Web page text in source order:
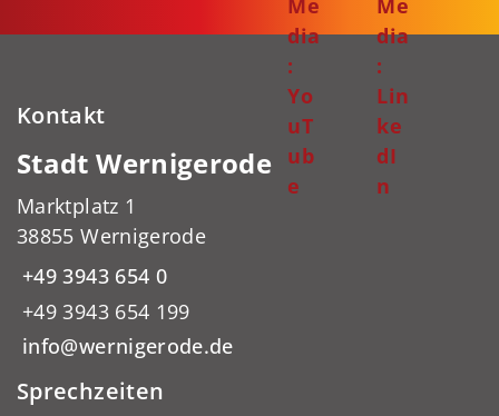
Me
dia
:
Yo
uT
ub
e
Me
dia
:
Lin
ke
dI
n
Kontakt
Stadt Wernigerode
Marktplatz 1
38855 Wernigerode
+49 3943 654 0
+49 3943 654 199
info@wernigerode.de
Sprechzeiten